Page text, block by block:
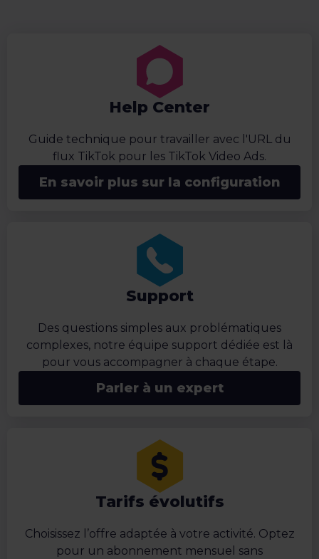
Help Center
Guide technique pour travailler avec l'URL du
flux TikTok pour les TikTok Video Ads.
En savoir plus sur la configuration
Support
Des questions simples aux problématiques
complexes, notre équipe support dédiée est là
pour vous accompagner à chaque étape.
Parler à un expert
Tarifs évolutifs
Choisissez l’offre adaptée à votre activité. Optez
pour un abonnement mensuel sans